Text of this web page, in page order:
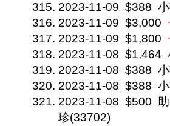
2023-11-09 $388
2023-11-09 $3,000
2023-11-09 $1,800
2023-11-08 $1,464
2023-11-08 $388
2023-11-08 $388
2023-11-08 $500
珍(33702)